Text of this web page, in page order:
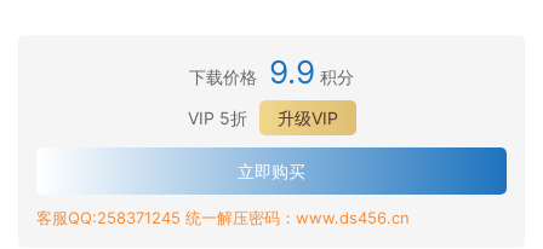
下载价格 9.9 积分
VIP 5折
升级VIP
立即购买
客服QQ:258371245 统一解压密码：www.ds456.cn